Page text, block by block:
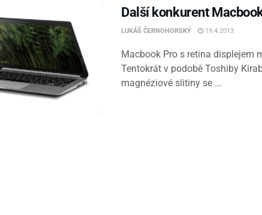
Další konkurent
LUKÁŠ ČERNOHORSKÝ 19.4.2013
Macbook Pro s retina displejem
Tentokrát v podobě Toshiby
magnéziové slitiny se ...